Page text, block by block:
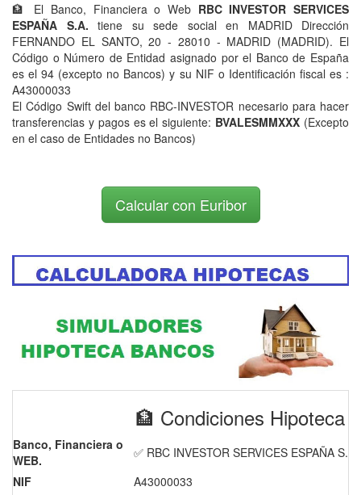
🏦 El Banco, Financiera o Web RBC INVESTOR SERVICES
ESPAÑA S.A. tiene su sede social en MADRID Dirección
FERNANDO EL SANTO, 20 - 28010 - MADRID (MADRID). El
Código o Número de Entidad asignado por el Banco de España
es el 94 (excepto no Bancos) y su NIF o Identificación fiscal es :
A43000033
El Código Swift del banco RBC-INVESTOR necesario para hacer
transferencias y pagos es el siguiente: BVALESMMXXX (Excepto
en el caso de Entidades no Bancos)
Calcular con Euribor
🏦 Condiciones Hipoteca
Banco, Financiera o
WEB.
✅ RBC INVESTOR SERVICES ESPAÑA S.A.
NIF
A43000033